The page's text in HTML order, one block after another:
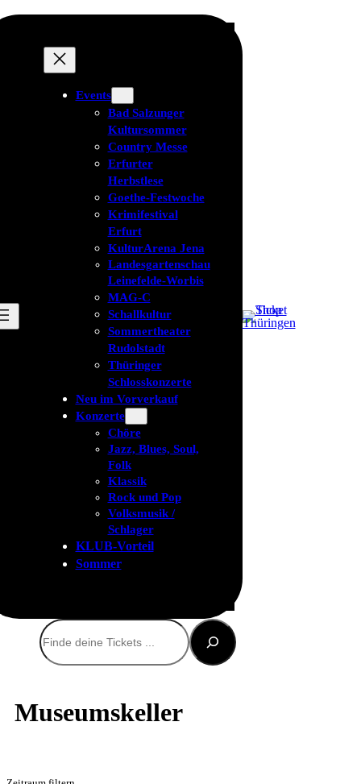
Events
Bad Salzunger
Kultursommer
Country Messe
Erfurter
Herbstlese
Goethe-Festwoche
Krimifestival
Erfurt
KulturArena Jena
Landesgartenschau
Leinefelde-Worbis
MAG-C
Schallkultur
Sommertheater
Rudolstadt
Thüringer
Schlosskonzerte
Neu im Vorverkauf
Konzerte
Chöre
Jazz, Blues, Soul,
Folk
Klassik
Rock und Pop
Volksmusik /
Schlager
KLUB-Vorteil
Sommer
Suchen
Museumskeller